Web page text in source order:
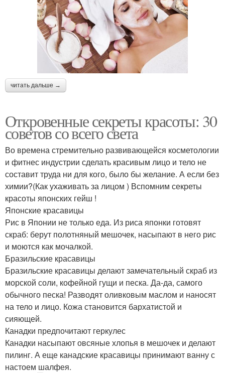
читать дальше →
Откровенные секреты красоты: 30
советов со всего света
Во времена стремительно развивающейся косметологии
и фитнес индустрии сделать красивым лицо и тело не
составит труда ни для кого, было бы желание. А если без
химии?(Как ухаживать за лицом ) Вспомним секреты
красоты японских гейш !
Японские красавицы
Рис в Японии не только еда. Из риса японки готовят
скраб: берут полотняный мешочек, насыпают в него рис
и моются как мочалкой.
Бразильские красавицы
Бразильские красавицы делают замечательный скраб из
морской соли, кофейной гущи и песка. Да-да, самого
обычного песка! Разводят оливковым маслом и наносят
на тело и лицо. Кожа становится бархатистой и
сияющей.
Канадки предпочитают геркулес
Канадки насыпают овсяные хлопья в мешочек и делают
пилинг. А еще канадские красавицы принимают ванну с
настоем шалфея.